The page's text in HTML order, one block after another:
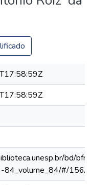
bd/
84_volume_84/#/156/